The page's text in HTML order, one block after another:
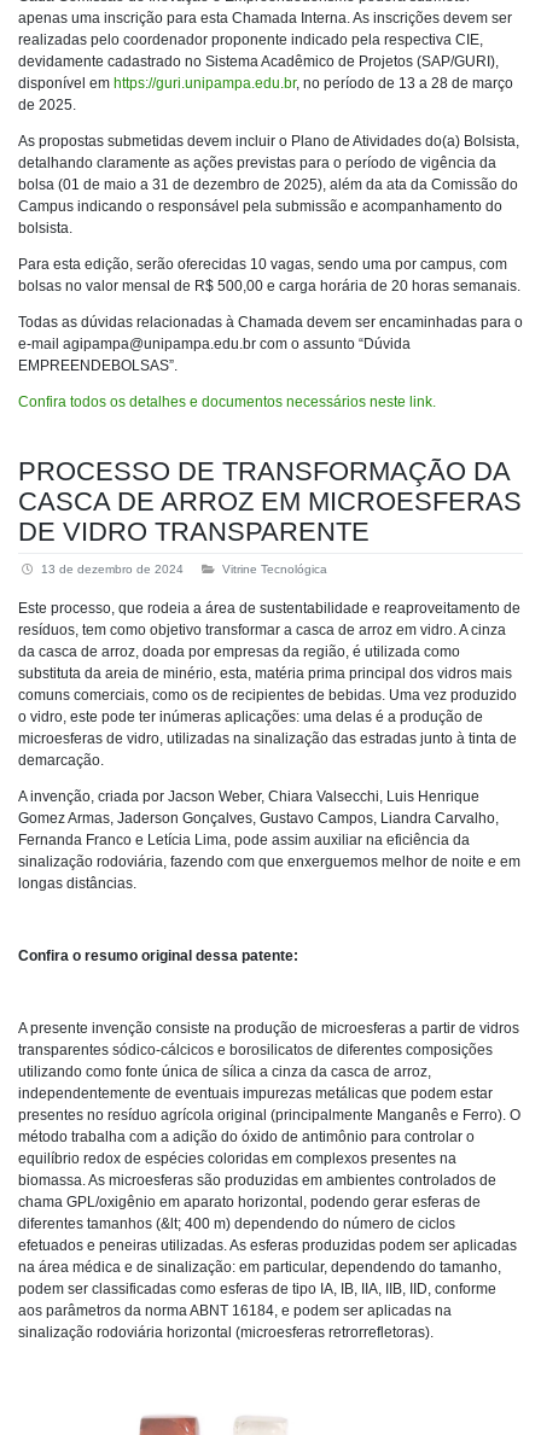
apenas uma inscrição para esta Chamada Interna. As inscrições devem ser
realizadas pelo coordenador proponente indicado pela respectiva CIE,
devidamente cadastrado no Sistema Acadêmico de Projetos (SAP/GURI),
disponível em https://guri.unipampa.edu.br, no período de 13 a 28 de março
de 2025.
As propostas submetidas devem incluir o Plano de Atividades do(a) Bolsista,
detalhando claramente as ações previstas para o período de vigência da
bolsa (01 de maio a 31 de dezembro de 2025), além da ata da Comissão do
Campus indicando o responsável pela submissão e acompanhamento do
bolsista.
Para esta edição, serão oferecidas 10 vagas, sendo uma por campus, com
bolsas no valor mensal de R$ 500,00 e carga horária de 20 horas semanais.
Todas as dúvidas relacionadas à Chamada devem ser encaminhadas para o
e-mail agipampa@unipampa.edu.br com o assunto “Dúvida
EMPREENDEBOLSAS”.
Confira todos os detalhes e documentos necessários neste link.
PROCESSO DE TRANSFORMAÇÃO DA
CASCA DE ARROZ EM MICROESFERAS
DE VIDRO TRANSPARENTE
13 de dezembro de 2024 Vitrine Tecnológica
Este processo, que rodeia a área de sustentabilidade e reaproveitamento de
resíduos, tem como objetivo transformar a casca de arroz em vidro. A cinza
da casca de arroz, doada por empresas da região, é utilizada como
substituta da areia de minério, esta, matéria prima principal dos vidros mais
comuns comerciais, como os de recipientes de bebidas. Uma vez produzido
o vidro, este pode ter inúmeras aplicações: uma delas é a produção de
microesferas de vidro, utilizadas na sinalização das estradas junto à tinta de
demarcação.
A invenção, criada por Jacson Weber, Chiara Valsecchi, Luis Henrique
Gomez Armas, Jaderson Gonçalves, Gustavo Campos, Liandra Carvalho,
Fernanda Franco e Letícia Lima, pode assim auxiliar na eficiência da
sinalização rodoviária, fazendo com que enxerguemos melhor de noite e em
longas distâncias.
Confira o resumo original dessa patente:
A presente invenção consiste na produção de microesferas a partir de vidros
transparentes sódico-cálcicos e borosilicatos de diferentes composições
utilizando como fonte única de sílica a cinza da casca de arroz,
independentemente de eventuais impurezas metálicas que podem estar
presentes no resíduo agrícola original (principalmente Manganês e Ferro). O
método trabalha com a adição do óxido de antimônio para controlar o
equilíbrio redox de espécies coloridas em complexos presentes na
biomassa. As microesferas são produzidas em ambientes controlados de
chama GPL/oxigênio em aparato horizontal, podendo gerar esferas de
diferentes tamanhos (&lt; 400 m) dependendo do número de ciclos
efetuados e peneiras utilizadas. As esferas produzidas podem ser aplicadas
na área médica e de sinalização: em particular, dependendo do tamanho,
podem ser classificadas como esferas de tipo IA, IB, IIA, IIB, IID, conforme
aos parâmetros da norma ABNT 16184, e podem ser aplicadas na
sinalização rodoviária horizontal (microesferas retrorrefletoras).